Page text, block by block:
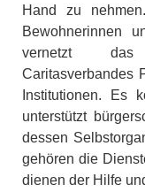
Hand zu
Bewohnerinnen
vernetzt das
Caritasverbandes
Institutionen. Es
unterstützt
dessen
gehören die
dienen der Hilfe